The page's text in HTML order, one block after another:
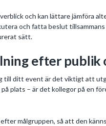
och kan lättare jämföra
och fatta beslut
sätt.
efter publik
till ditt event är det viktigt att
plats – är det kollegor på en
målgruppen, så att den